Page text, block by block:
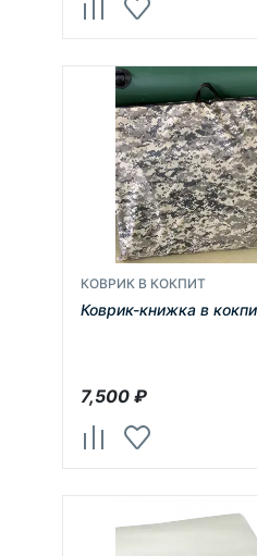
КОВРИК В КОКПИТ
Коврик-книжка в
7,500₽